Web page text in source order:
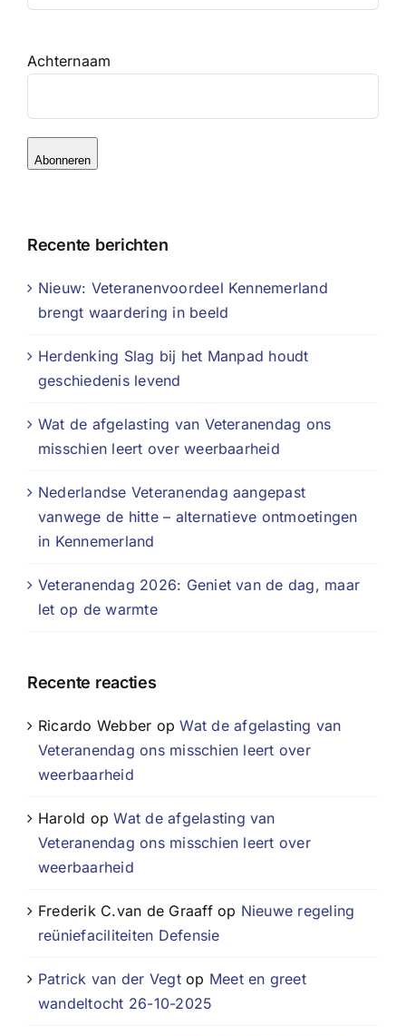
Achternaam
Abonneren
Recente berichten
Nieuw: Veteranenvoordeel Kennemerland
brengt waardering in beeld
Herdenking Slag bij het Manpad houdt
geschiedenis levend
Wat de afgelasting van Veteranendag ons
misschien leert over weerbaarheid
Nederlandse Veteranendag aangepast
vanwege de hitte – alternatieve ontmoetingen
in Kennemerland
Veteranendag 2026: Geniet van de dag, maar
let op de warmte
Recente reacties
Ricardo Webber opWat de afgelasting van
Veteranendag ons misschien leert over
weerbaarheid
Harold opWat de afgelasting van
Veteranendag ons misschien leert over
weerbaarheid
Frederik C.van de Graaffop Nieuwe regeling
reüniefaciliteiten Defensie
Patrick van der Vegtop Meet en greet
wandeltocht 26-10-2025